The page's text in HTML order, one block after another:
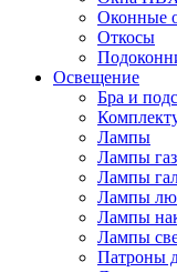
Оконные
Откосы
Освещение
Бра и
Лампы
Лампы
Лампы
Лампы
Лампы
Лампы
Патроны